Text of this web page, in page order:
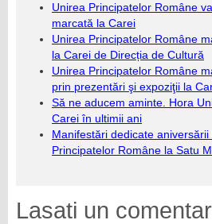
Unirea Principatelor Române
marcată la Carei
Unirea Principatelor Române
la Carei de Direcția de Cultură
Unirea Principatelor Române
prin prezentări şi expoziţii la
Să ne aducem aminte. Hora
Carei în ultimii ani
Manifestări dedicate aniversării
Principatelor Române la Satu
Lasati un